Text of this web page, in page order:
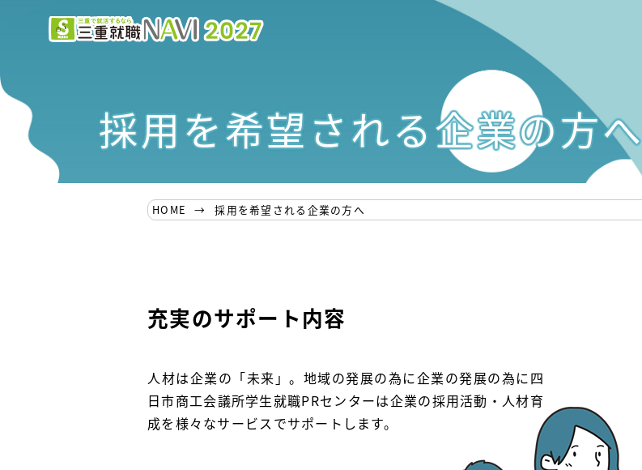
採用を希望される企業の方へ
HOME 採用を希望される企業の方へ
充実のサポート内容
人材は企業の「未来」。地域の発展の為に企業の発展の為に四
日市商工会議所学生就職PRセンターは企業の採用活動・人材育
成を様々なサービスでサポートします。